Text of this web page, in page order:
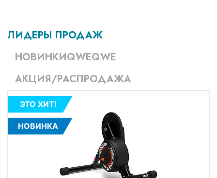
ЛИДЕРЫ ПРОДАЖ
НОВИНКИQWEQWE
АКЦИЯ/РАСПРОДАЖА
ЭТО ХИТ!
НОВИНКА